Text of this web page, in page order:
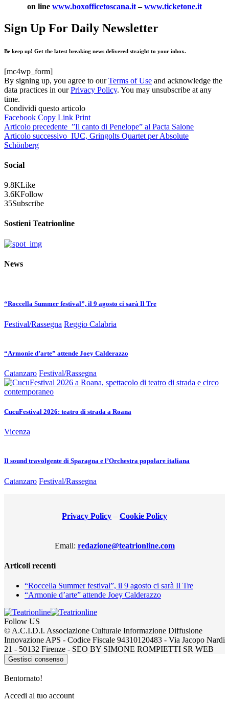
on line www.boxofficetoscana.it–www.ticketone.it
Sign Up For Daily Newsletter
Be keep up! Get the latest breaking news delivered straight to your inbox.
[mc4wp_form]
By signing up, you agree to ourTerms of Use and acknowledge the
data practices in ourPrivacy Policy. You may unsubscribe at any
time.
Condividi questo articolo
Facebook Copy Link Print
Articolo precedente ”Il canto di Penelope” al Pacta Salone
Articolo successivo IUC, Gringolts Quartet per Absolute
Schönberg
Social
9.8KLike
3.6KFollow
35Subscribe
Sostieni Teatrionline
News
“Roccella Summer festival”, il 9 agosto ci sarà Il Tre
Festival/Rassegna Reggio Calabria
“Armonie d’arte” attende Joey Calderazzo
Catanzaro Festival/Rassegna
CucuFestival 2026: teatro di strada a Roana
Vicenza
Il sound travolgente di Sparagna e l’Orchestra popolare italiana
Catanzaro Festival/Rassegna
Privacy Policy – Cookie Policy
Email: redazione@teatrionline.com
Articoli recenti
“Roccella Summer festival”, il 9 agosto ci sarà Il Tre
“Armonie d’arte” attende Joey Calderazzo
Follow US
© A.C.I.D.I. Associazione Culturale Informazione Diffusione
Innovazione APS - Codice Fiscale 94310120483 - Via Jacopo Nardi
21 - 50132 Firenze - SEO BY SIMONE ROMPIETTI SR WEB
Gestisci consenso
Bentornato!
Accedi al tuo account